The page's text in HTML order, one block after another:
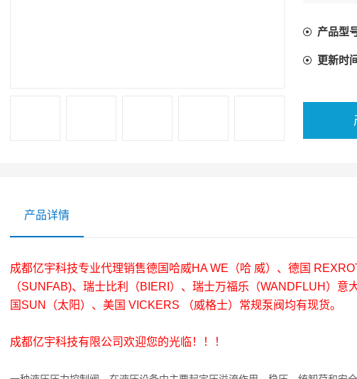
产品型号
更新时间
产品详情
成都亿宇科技专业代理销售德国哈威HA WE（哈 威）、德国
（SUNFAB)、瑞士比利（BIERI）、瑞士万福乐（WANDFLUH）
国SUN（太阳）、美国 VICKERS （威格士）常规泵阀均有现货。
成都亿宇科技有限公司欢迎您的光临！！！